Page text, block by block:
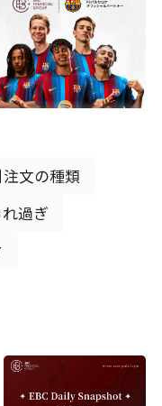
文の種類
過ぎ